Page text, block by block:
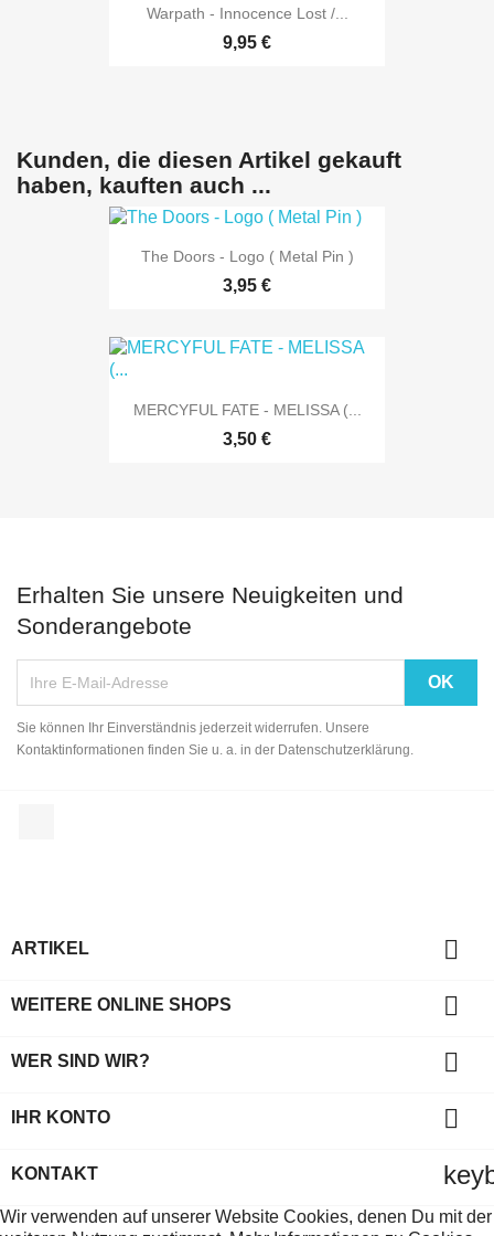
Warpath - Innocence Lost /...
9,95 €
Kunden, die diesen Artikel gekauft
haben, kauften auch ...
The Doors - Logo ( Metal Pin )
3,95 €
MERCYFUL FATE - MELISSA (...
3,50 €
Erhalten Sie unsere Neuigkeiten und
Sonderangebote
Sie können Ihr Einverständnis jederzeit widerrufen. Unsere
Kontaktinformationen finden Sie u. a. in der Datenschutzerklärung.
ARTIKEL 
WEITERE ONLINE SHOPS 
WER SIND WIR? 
IHR KONTO 
KONTAKT
Wir verwenden auf unserer Website Cookies, denen Du mit der